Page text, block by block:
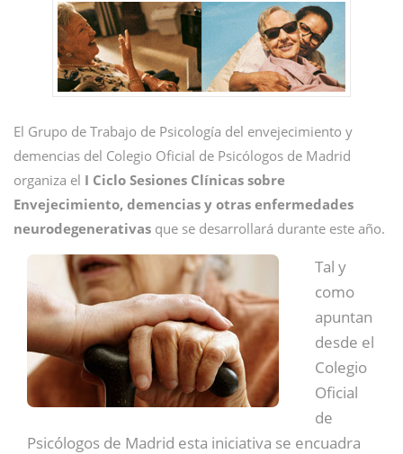
El Grupo de Trabajo de Psicología del envejecimiento y
demencias del Colegio Oficial de Psicólogos de Madrid
organiza el I Ciclo Sesiones Clínicas sobre
Envejecimiento, demencias y otras enfermedades
neurodegenerativas que se desarrollará durante este año.
Tal y
como
apuntan
desde el
Colegio
Oficial
de
Psicólogos de Madrid esta iniciativa se encuadra